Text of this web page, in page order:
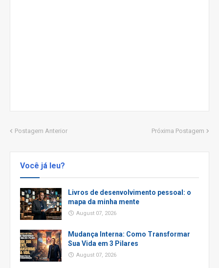
Postagem Anterior Próxima Postagem
Você já leu?
Livros de desenvolvimento pessoal: o
mapa da minha mente
August 07, 2026
Mudança Interna: Como Transformar
Sua Vida em 3 Pilares
August 07, 2026